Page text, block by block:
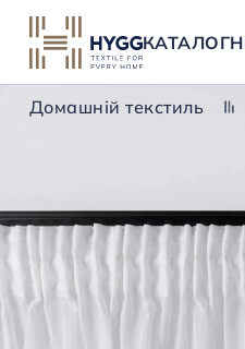
КАТАЛОГ
Домашній текстиль